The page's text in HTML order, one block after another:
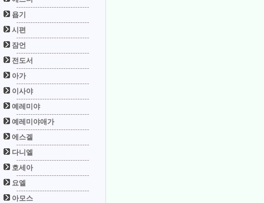
욥기
시편
잠언
전도서
아가
이사야
예레미야
예레미야애가
에스겔
다니엘
호세아
요엘
아모스